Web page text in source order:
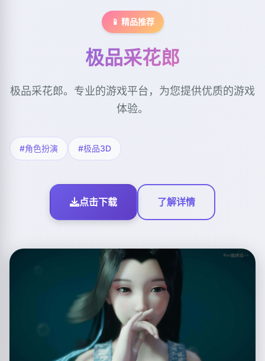
📱 精品推荐
极品采花郎
极品采花郎。专业的游戏平台，为您提供优质的游戏
体验。
#角色扮演 #极品3D
点击下载 了解详情